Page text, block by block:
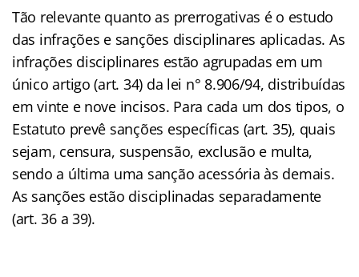
Tão relevante quanto as prerrogativas é o estudo
das infrações e sanções disciplinares aplicadas. As
infrações disciplinares estão agrupadas em um
único artigo (art. 34) da lei n° 8.906/94, distribuídas
em vinte e nove incisos. Para cada um dos tipos, o
Estatuto prevê sanções específicas (art. 35), quais
sejam, censura, suspensão, exclusão e multa,
sendo a última uma sanção acessória às demais.
As sanções estão disciplinadas separadamente
(art. 36 a 39).